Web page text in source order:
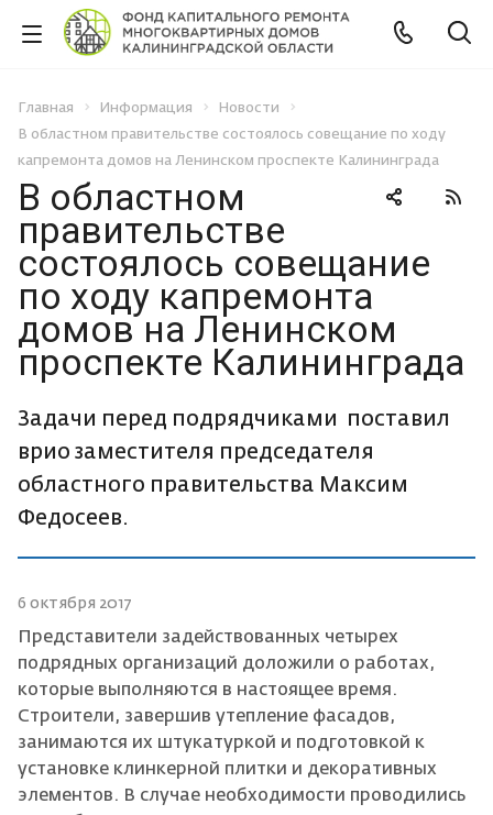
Главная Информация
Новости
В областном правительстве состоялось совещание по ходу
капремонта домов на Ленинском проспекте Калининграда
В областном
правительстве
состоялось совещание
по ходу капремонта
домов на Ленинском
проспекте Калининграда
Задачи перед подрядчиками поставил
врио заместителя председателя
областного правительства Максим
Федосеев.
6 октября 2017
Представители задействованных четырех
подрядных организаций доложили о работах,
которые выполняются в настоящее время.
Строители, завершив утепление фасадов,
занимаются их штукатуркой и подготовкой к
установке клинкерной плитки и декоративных
элементов. В случае необходимости проводились